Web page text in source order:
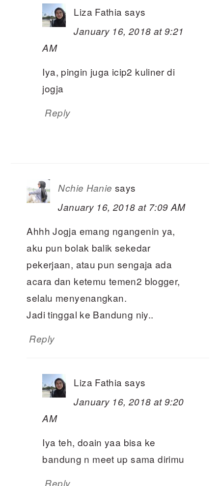
Liza Fathia says
January 16, 2018 at 9:21
AM
Iya, pingin juga icip2 kuliner di
jogja
Reply
Nchie Hanie says
January 16, 2018 at 7:09 AM
Ahhh Jogja emang ngangenin ya,
aku pun bolak balik sekedar
pekerjaan, atau pun sengaja ada
acara dan ketemu temen2 blogger,
selalu menyenangkan.
Jadi tinggal ke Bandung niy..
Reply
Liza Fathia says
January 16, 2018 at 9:20
AM
Iya teh, doain yaa bisa ke
bandung n meet up sama dirimu
Reply